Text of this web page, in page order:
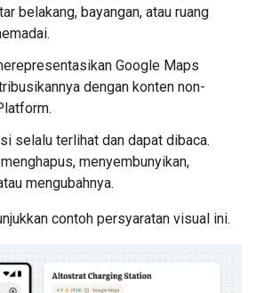
belakang, bayangan, atau ruang
Google Maps
dengan konten non-
selalu terlihat dan dapat dibaca.
menyembunyikan,
mengubahnya.
contoh persyaratan visual ini.